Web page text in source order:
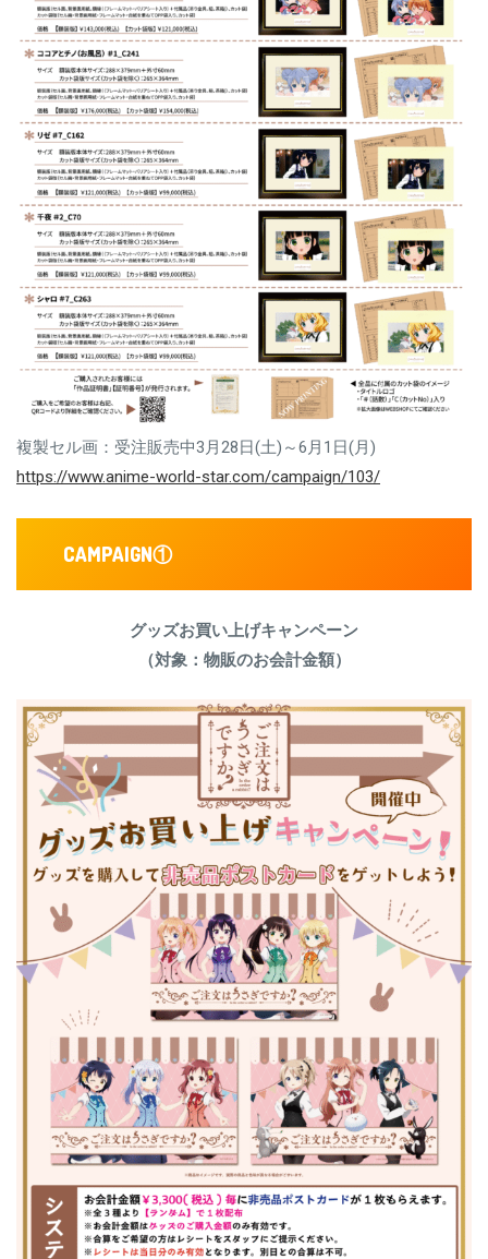
複製セル画：受注販売中3月28日(土)～6月1日(月)
https://www.anime-world-star.com/campaign/103/
CAMPAIGN①
グッズお買い上げキャンペーン
（対象：物販のお会計金額）